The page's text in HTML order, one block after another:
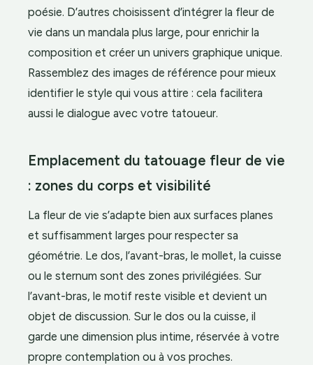
poésie. D’autres choisissent d’intégrer la fleur de
vie dans un mandala plus large, pour enrichir la
composition et créer un univers graphique unique.
Rassemblez des images de référence pour mieux
identifier le style qui vous attire : cela facilitera
aussi le dialogue avec votre tatoueur.
Emplacement du tatouage fleur de vie
: zones du corps et visibilité
La fleur de vie s’adapte bien aux surfaces planes
et suffisamment larges pour respecter sa
géométrie. Le dos, l’avant-bras, le mollet, la cuisse
ou le sternum sont des zones privilégiées. Sur
l’avant-bras, le motif reste visible et devient un
objet de discussion. Sur le dos ou la cuisse, il
garde une dimension plus intime, réservée à votre
propre contemplation ou à vos proches.